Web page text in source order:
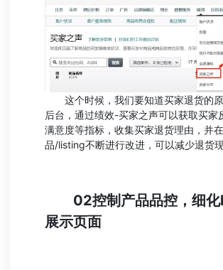
这个时候，我们要知道买家退货的原
后台，通过绩效-买家之声可以获取买家
满意度等指标，收集买家退货理由，并
品/listing不断进行改进，可以减少退货现
02控制产品品控，细
展示页面